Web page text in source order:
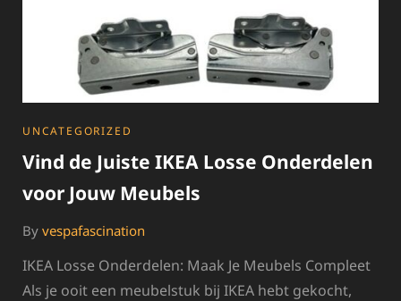
CATEGORIES
UNCATEGORIZED
Vind de Juiste IKEA Losse Onderdelen
voor Jouw Meubels
By vespafascination
IKEA Losse Onderdelen: Maak Je Meubels Compleet
Als je ooit een meubelstuk bij IKEA hebt gekocht,